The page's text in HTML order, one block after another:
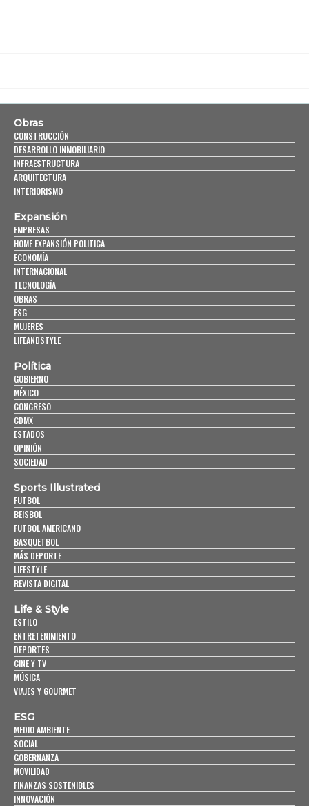
Obras
CONSTRUCCIÓN
DESARROLLO INMOBILIARIO
INFRAESTRUCTURA
ARQUITECTURA
INTERIORISMO
Expansión
EMPRESAS
HOME EXPANSIÓN POLITICA
ECONOMÍA
INTERNACIONAL
TECNOLOGÍA
OBRAS
ESG
MUJERES
LIFEANDSTYLE
Política
GOBIERNO
MÉXICO
CONGRESO
CDMX
ESTADOS
OPINIÓN
SOCIEDAD
Sports Illustrated
FUTBOL
BEISBOL
FUTBOL AMERICANO
BASQUETBOL
MÁS DEPORTE
LIFESTYLE
REVISTA DIGITAL
Life & Style
ESTILO
ENTRETENIMIENTO
DEPORTES
CINE Y TV
MÚSICA
VIAJES Y GOURMET
ESG
MEDIO AMBIENTE
SOCIAL
GOBERNANZA
MOVILIDAD
FINANZAS SOSTENIBLES
INNOVACIÓN